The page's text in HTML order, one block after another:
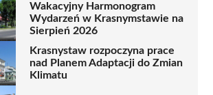
Wakacyjny Harmonogram
Wydarzeń w Krasnymstawie na
Sierpień 2026
Krasnystaw rozpoczyna prace
nad Planem Adaptacji do Zmian
Klimatu